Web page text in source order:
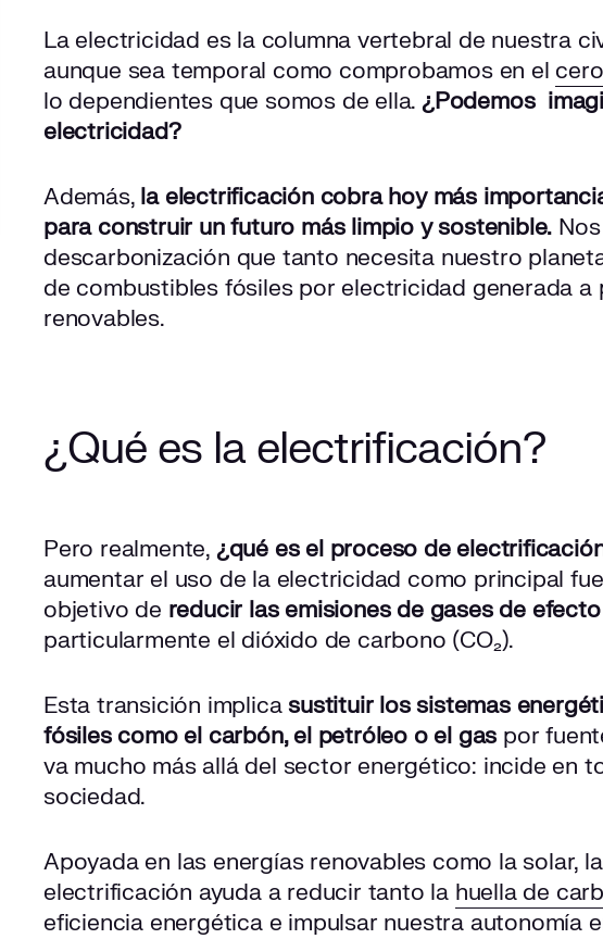
La electricidad es la columna vertebral de nuestra
aunque sea temporal como comprobamos en el
lo dependientes que somos de ella. ¿Podemos
electricidad?
Además, la electrificación cobra hoy más
para construir un futuro más limpio y sostenible.
descarbonización que tanto necesita nuestro
de combustibles fósiles por electricidad generada a
renovables.
¿Qué es la electrificación?
Pero realmente, ¿qué es el proceso de
aumentar el uso de la electricidad como principal
objetivo de reducir las emisiones de gases de
particularmente el dióxido de carbono (CO₂).
Esta transición implicasustituir los sistemas
fósiles como el carbón, el petróleo o el gas por
va mucho más allá del sector energético: incide en
sociedad.
Apoyada en las energías renovables como la solar,
electrificación ayuda a reducir tanto la huella de
eficiencia energética e impulsar nuestra autonomía